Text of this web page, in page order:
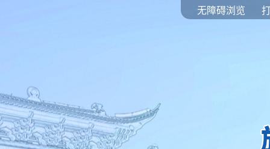
无障碍浏览